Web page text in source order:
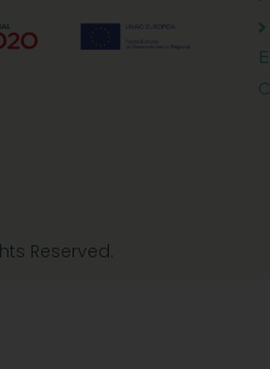
Reserved.